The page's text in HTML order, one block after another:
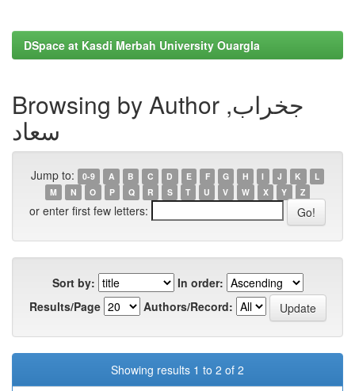
DSpace at Kasdi Merbah University Ouargla
Browsing by Author جخراب,
سعاد
Jump to: 0-9 A B C D E F G H I J K
L
M
N O P Q R S T U V W X Y Z
or enter first few letters:
Sort by:
In order:
Results/Page
Authors/Record:
Showing results 1 to 2 of 2